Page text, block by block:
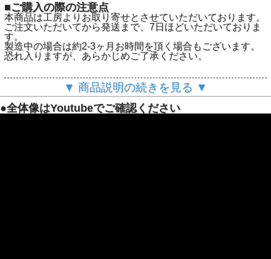
■ご購入の際の注意点
本商品は工房よりお取り寄せとさせていただいております。
ご注文いただいてから発送まで、7日ほどいただいておりま
す。
製造中の場合は約2-3ヶ月お時間を頂く場合もございます。
恐れ入りますが、あらかじめご了承ください。
世界遺産・中尊寺金色堂の荘厳美をまとう芸術的な急
須
岩手県の名刹・中尊寺金色堂をモチーフにした鉄急須です。
▼ 商品説明の続きを見る ▼
●全体像はYoutubeでご確認ください